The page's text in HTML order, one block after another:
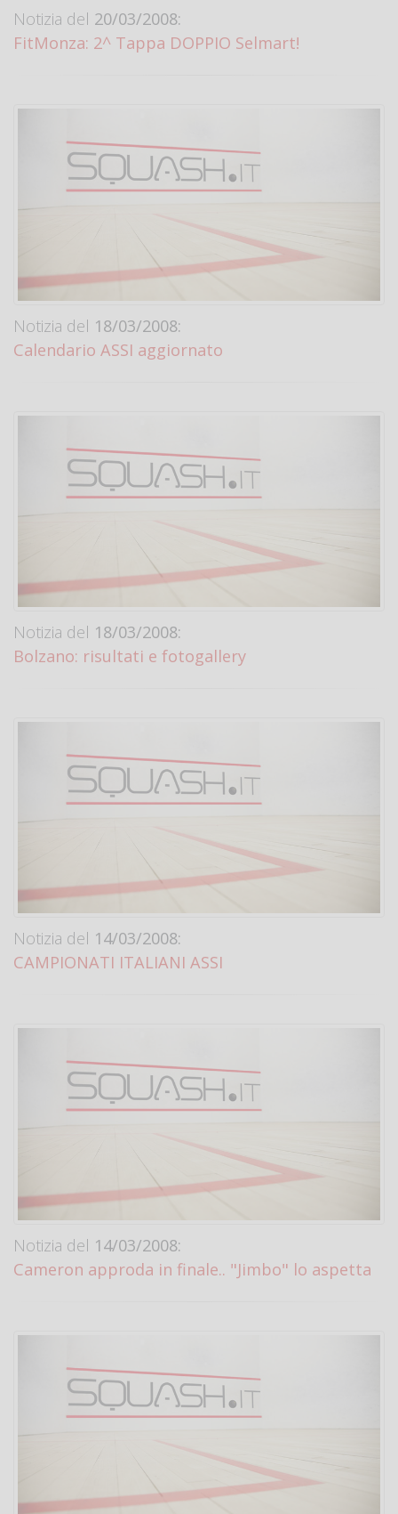
Notizia del 20/03/2008:
FitMonza: 2^ Tappa DOPPIO Selmart!
Notizia del 18/03/2008:
Calendario ASSI aggiornato
Notizia del 18/03/2008:
Bolzano: risultati e fotogallery
Notizia del 14/03/2008:
CAMPIONATI ITALIANI ASSI
Notizia del 14/03/2008:
Cameron approda in finale.. "Jimbo" lo aspetta